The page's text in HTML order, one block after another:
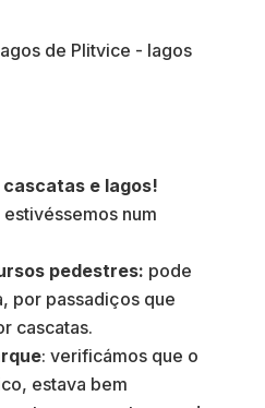
e lagos!
num
pedestres: pode
por passadiços que
cascatas.
: verificámos que o
estava bem